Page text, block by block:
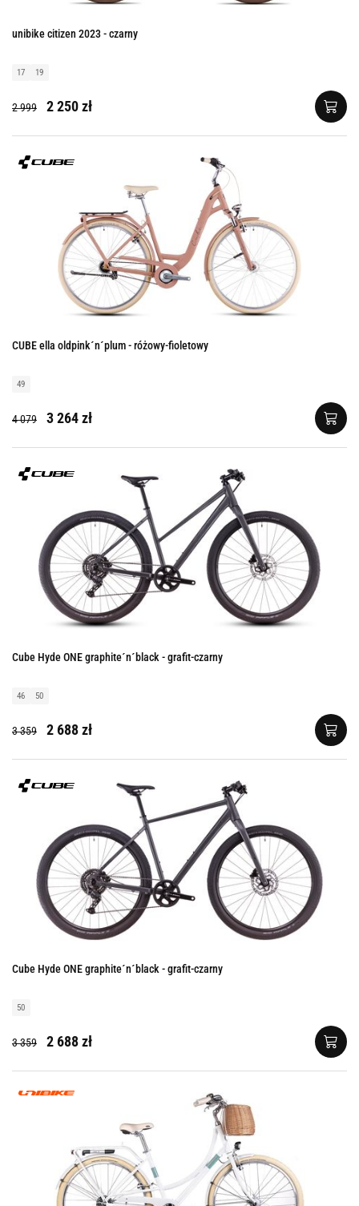
unibike citizen 2023 - czarny
17 19
2 999 2 250 zł
CUBE ella oldpink´n´plum - różowy-fioletowy
49
4 079 3 264 zł
Cube Hyde ONE graphite´n´black - grafit-czarny
46 50
3 359 2 688 zł
Cube Hyde ONE graphite´n´black - grafit-czarny
50
3 359 2 688 zł